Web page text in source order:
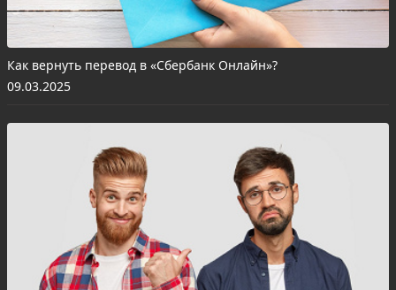
Как вернуть перевод в «Сбербанк Онлайн»?
09.03.2025